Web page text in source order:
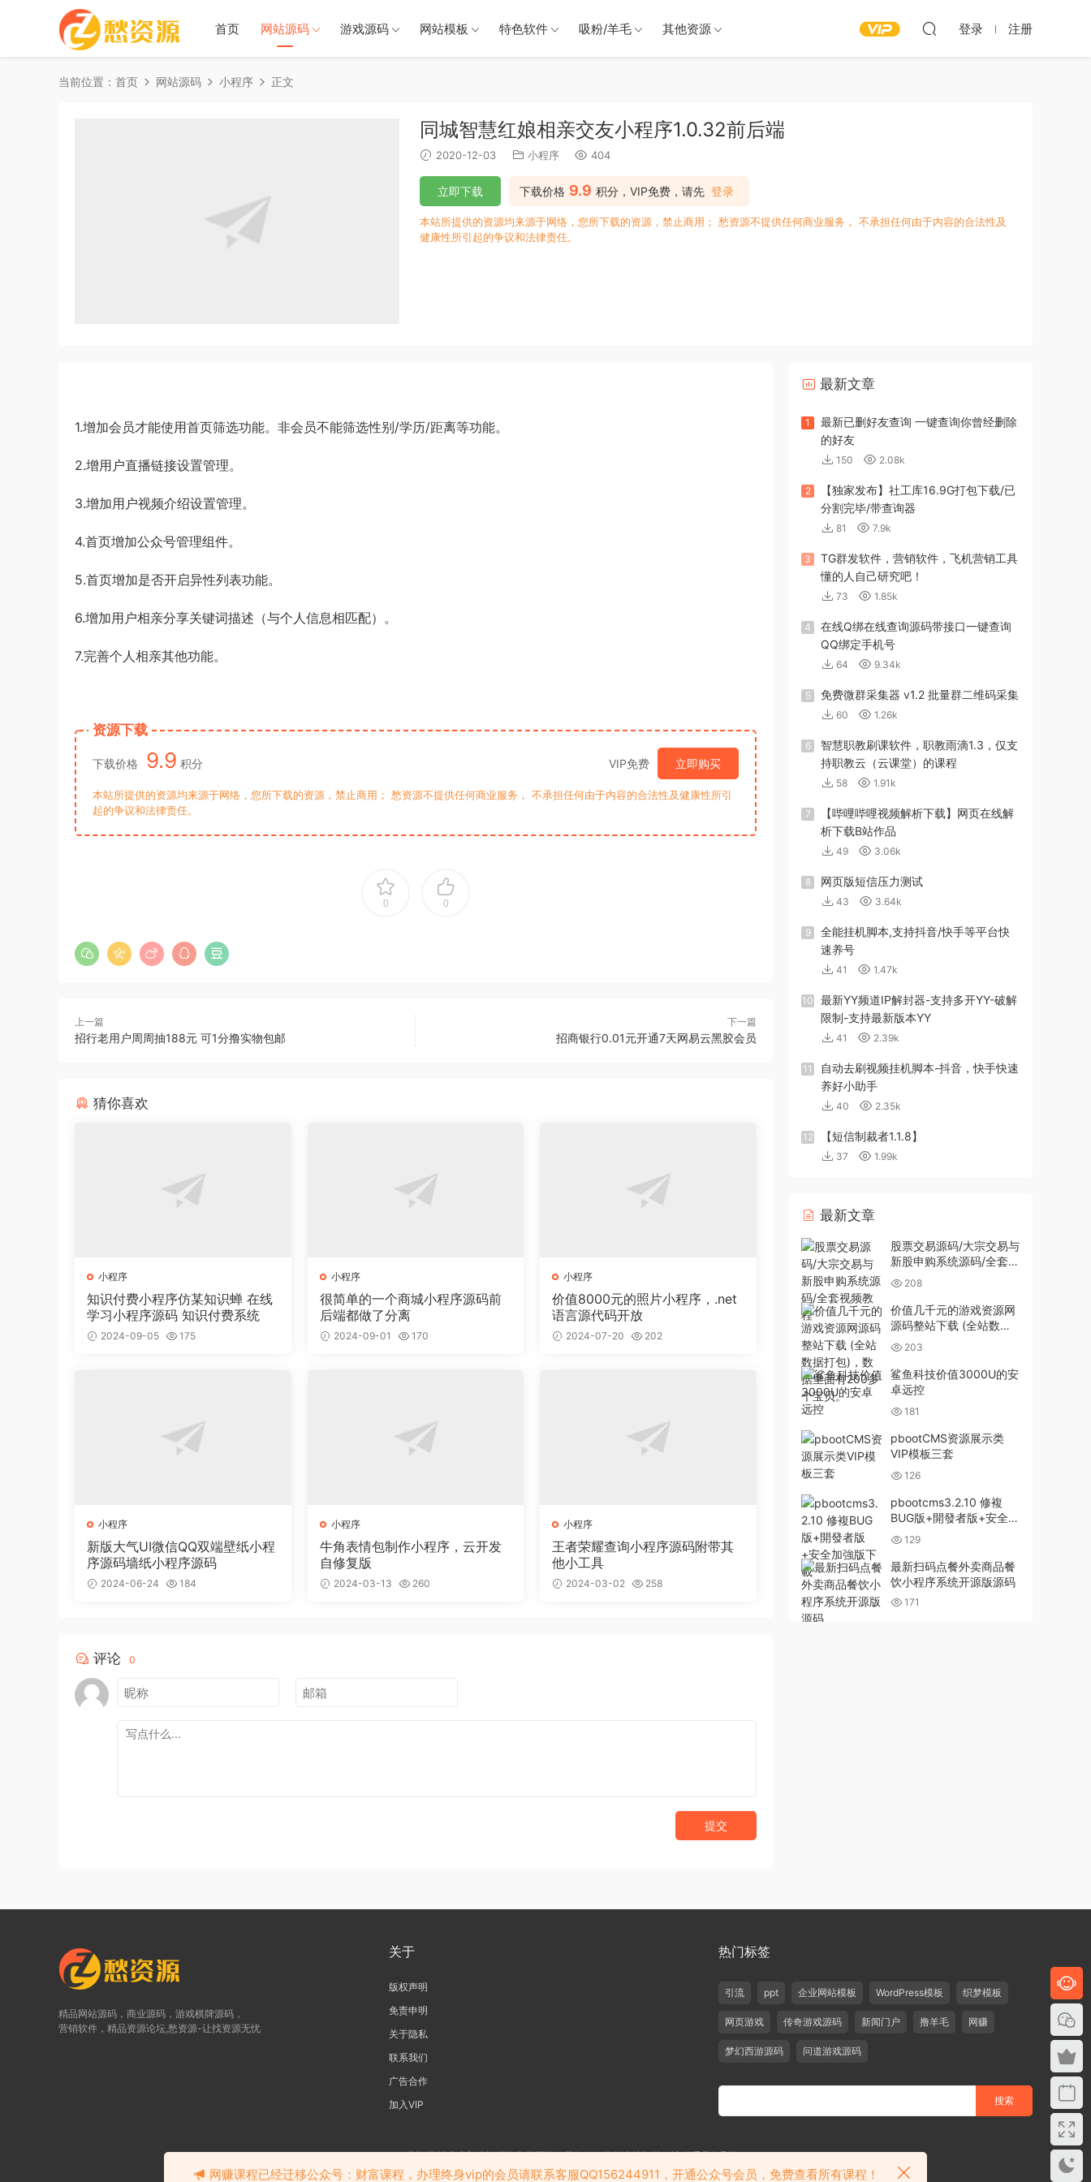
首页 网站源码 游戏源码 网站模板 特色软件 吸粉/羊毛 其他资源 登录 注册
当前位置： 首页 网站源码 小程序 正文
同城智慧红娘相亲交友小程序1.0.32前后端
2020-12-03 小程序 404
下载价格 9.9 积分，VIP免费，请先 登录
立即下载
本站所提供的资源均来源于网络，您所下载的资源，禁止商用； 愁资源不提供任何商业服务， 不承担任何由于内容的合法性及
健康性所引起的争议和法律责任。
1.增加会员才能使用首页筛选功能。非会员不能筛选性别/学历/距离等功能。
2.增用户直播链接设置管理。
3.增加用户视频介绍设置管理。
4.首页增加公众号管理组件。
5.首页增加是否开启异性列表功能。
6.增加用户相亲分享关键词描述（与个人信息相匹配）。
7.完善个人相亲其他功能。
资源下载
下载价格 9.9 积分 VIP免费 立即购买
本站所提供的资源均来源于网络，您所下载的资源，禁止商用； 愁资源不提供任何商业服务， 不承担任何由于内容的合法性及健康性所引
起的争议和法律责任。
0 0
上一篇
招行老用户周周抽188元 可1分撸实物包邮
下一篇
招商银行0.01元开通7天网易云黑胶会员
猜你喜欢
小程序
知识付费小程序仿某知识蝉 在线
学习小程序源码 知识付费系统
2024-09-05 175
小程序
很简单的一个商城小程序源码前
后端都做了分离
2024-09-01 170
小程序
价值8000元的照片小程序，.net
语言源代码开放
2024-07-20 202
小程序
新版大气UI微信QQ双端壁纸小程
序源码墙纸小程序源码
2024-06-24 184
小程序
牛角表情包制作小程序，云开发
自修复版
2024-03-13 260
小程序
王者荣耀查询小程序源码附带其
他小工具
2024-03-02 258
评论 0
提交
最新文章
1
最新已删好友查询 一键查询你曾经删除
的好友
150 2.08k
2
【独家发布】社工库16.9G打包下载/已
分割完毕/带查询器
81 7.9k
3
TG群发软件，营销软件，飞机营销工具
懂的人自己研究吧！
73 1.85k
4
在线Q绑在线查询源码带接口一键查询
QQ绑定手机号
64 9.34k
5 免费微群采集器 v1.2 批量群二维码采集
60 1.26k
6
智慧职教刷课软件，职教雨滴1.3，仅支
持职教云（云课堂）的课程
58 1.91k
7
【哔哩哔哩视频解析下载】网页在线解
析下载B站作品
49 3.06k
8 网页版短信压力测试
43 3.64k
9
全能挂机脚本,支持抖音/快手等平台快
速养号
41 1.47k
10
最新YY频道IP解封器-支持多开YY-破解
限制-支持最新版本YY
41 2.39k
11
自动去刷视频挂机脚本-抖音，快手快速
养好小助手
40 2.35k
12 【短信制裁者1.1.8】
37 1.99k
最新文章
股票交易源码/大宗交易与
新股申购系统源码/全套视
频教程
208
价值几千元的游戏资源网
源码整站下载 (全站数据
打包)，数据里面有200多
个宝贝。
203
鲨鱼科技价值3000U的安
卓远控
181
pbootCMS资源展示类
VIP模板三套
126
pbootcms3.2.10 修複
BUG版+開發者版+安全加
強版下載
129
最新扫码点餐外卖商品餐
饮小程序系统开源版源码
171
精品网站源码，商业源码，游戏棋牌源码，
营销软件，精品资源论坛,愁资源-让找资源无忧
关于
版权声明
免责申明
关于隐私
联系我们
广告合作
加入VIP
热门标签
引流 ppt 企业网站模板 WordPress模板 织梦模板
网页游戏 传奇游戏源码 新闻门户 撸羊毛 网赚
梦幻西游源码 问道游戏源码
©2019-2020 愁资源 站内大部分资源收集于网络，若侵犯了您的合法权益，请联系我们删除！
若加入会员务必请查看我们的隐私政策，免责声明，会员协议等相关的条款
网赚课程已经迁移公众号：财富课程，办理终身vip的会员请联系客服QQ156244911，开通公众号会员，免费查看所有课程！